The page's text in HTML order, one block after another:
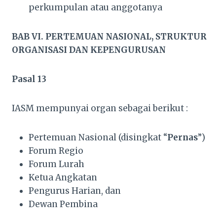
perkumpulan atau anggotanya
BAB VI. PERTEMUAN NASIONAL, STRUKTUR
ORGANISASI DAN KEPENGURUSAN
Pasal 13
IASM mempunyai organ sebagai berikut :
Pertemuan Nasional (disingkat “Pernas”)
Forum Regio
Forum Lurah
Ketua Angkatan
Pengurus Harian, dan
Dewan Pembina